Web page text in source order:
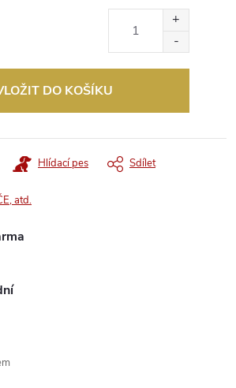
DO KOŠÍKU
Hlídací pes Sdílet
atd.